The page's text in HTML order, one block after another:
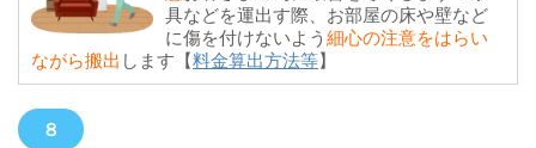
具などを運出す際、お部屋の床や壁など
に傷を付けないよう 細心の注意をはらい
ながら搬出 します【料金算出方法等】
８